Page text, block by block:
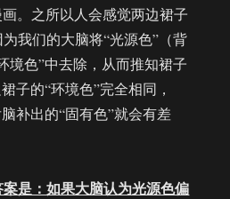
。之所以人会感觉两边裙子
我们的大脑将“光源色”（背
境色”中去除，从而推知裙子
子的“环境色”完全相同，
补出的“固有色”就会有差
是：如果大脑认为光源色偏